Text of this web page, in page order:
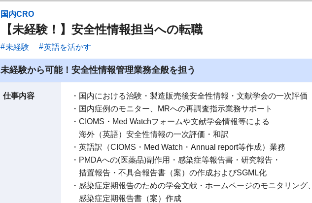
国内CRO
【未経験！】安全性情報担当への転職
未経験 英語を活かす
未経験から可能！安全性情報管理業務全般を担う
仕事内容
・国内における治験・製造販売後安全性情報・文献学会の一次評価
・国内症例のモニター、MRへの再調査指示業務サポート
・CIOMS・Med Watchフォームや文献学会情報等による
海外（英語）安全性情報の一次評価・和訳
・英語訳（CIOMS・Med Watch・Annual report等作成）業務
・PMDAへの(医薬品)副作用・感染症等報告書・研究報告・
措置報告・不具合報告書（案）の作成およびSGML化
・感染症定期報告のための学会文献・ホームページのモニタリング、
感染症定期報告書（案）作成